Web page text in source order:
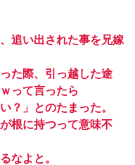
追い出された事を兄嫁
た際、引っ越した途
って言ったら
？」とのたまった。
根に持つって意味不
なよと。